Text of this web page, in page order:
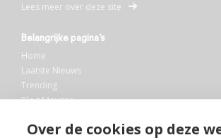
Over de cookies op deze
Lees meer over deze site
Belangrijke pagina’s
Home
Laatste Nieuws
Trending
Blog Maurice
Bibliotheek